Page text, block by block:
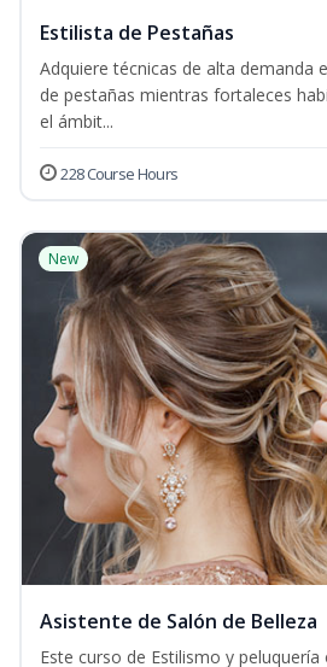
Estilista de Pestañas
Adquiere técnicas de alta demanda
de pestañas mientras fortaleces
el ámbit...
228 Course Hours
New
Asistente de Salón de Belleza
Este curso de Estilismo y